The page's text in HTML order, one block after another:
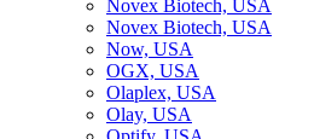
Novex Biotech, USA
Novex Biotech, USA
Now, USA
OGX, USA
Olaplex, USA
Olay, USA